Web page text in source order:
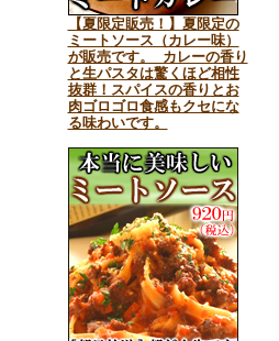
【夏限定販売！】夏限定の
ミートソース（カレー味）
が販売です。 カレーの香り
と生パスタは驚くほど相性
抜群！スパイスの香りとお
肉ゴロゴロ食感もクセにな
る味わいです。